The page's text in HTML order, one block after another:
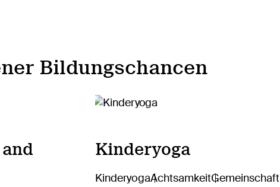
Bildungschancen
Kinderyoga
KinderyogaAchtsamkeitGemeinschaft